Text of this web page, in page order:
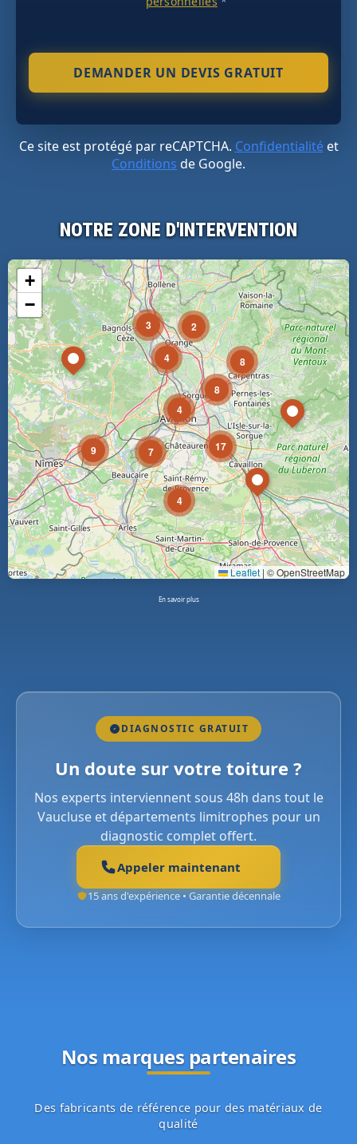
Ce site est protégé par reCAPTCHA. Confidentialitéet
Conditions de Google.
NOTRE ZONE D'INTERVENTION
3
4
9 7
2
4
4
17
8
8
+
−
Leaflet | © OpenStreetMap
En savoir plus
DIAGNOSTIC GRATUIT
Un doute sur votre toiture ?
Nos experts interviennent sous 48h dans tout le
Vaucluse et départements limitrophes pour un
diagnostic complet offert.
Appeler maintenant
15 ans d'expérience • Garantie décennale
Nos marques partenaires
Des fabricants de référence pour des matériaux de
qualité